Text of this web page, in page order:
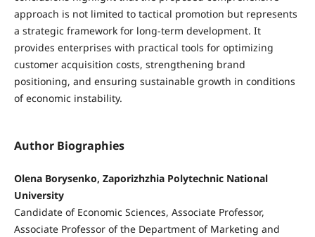
approach is not limited to tactical promotion but represents
a strategic framework for long-term development. It
provides enterprises with practical tools for optimizing
customer acquisition costs, strengthening brand
positioning, and ensuring sustainable growth in conditions
of economic instability.
Author Biographies
Olena Borysenko, Zaporizhzhia Polytechnic National
University
Candidate of Economic Sciences, Associate Professor,
Associate Professor of the Department of Marketing and